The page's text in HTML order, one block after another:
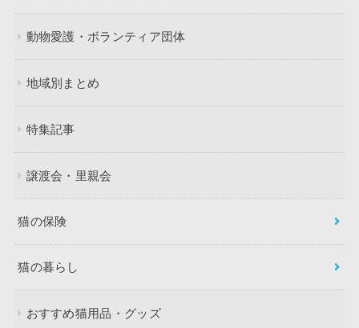
動物愛護・ボランティア団体
地域別まとめ
特集記事
譲渡会・里親会
猫の保険
猫の暮らし
おすすめ猫用品・グッズ